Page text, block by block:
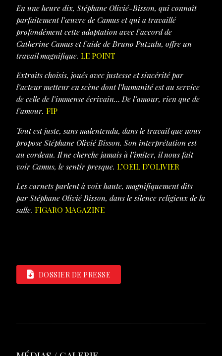
En une heure dix, Stéphane Olivié-Bisson, qui connaît
parfaitement l’œuvre de Camus et qui a travaillé
profondément cette adaptation avec l’accord de
Catherine Camus et l’aide de Bruno Putzulu, offre un
travail magnifique. LE POINT
Extraits choisis, joués avec justesse et sincérité par
l’acteur metteur en scène dont l’humanité est au service
de celle de l’immense écrivain… De l’amour, rien que de
l’amour. FIP
Tout est juste, sans malentendu, dans le travail que nous
propose Stéphane Olivié Bisson. Son interprétation est
au cordeau. Il ne cherche jamais à l’imiter, il nous fait
voir Camus, le sentir presque. L’OEIL D’OLIVIER
Les carnets parlent à voix haute, magnifiquement dits
par Stéphane Olivié Bisson, dans le silence religieux de la
salle. FIGARO MAGAZINE
DOSSIER DE PRESSE